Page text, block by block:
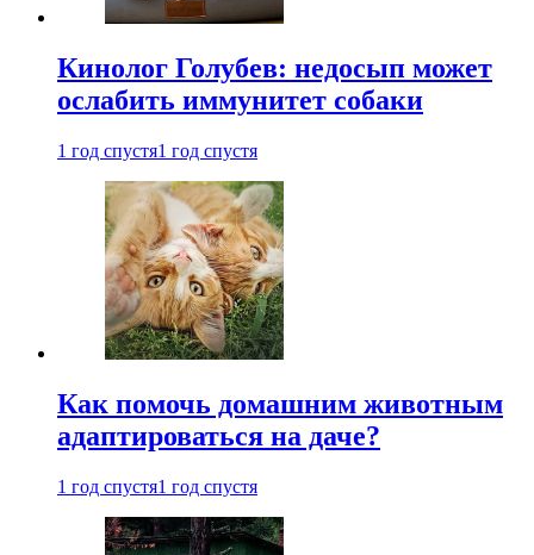
Кинолог Голубев: недосып может
ослабить иммунитет собаки
1 год спустя1 год спустя
Как помочь домашним животным
адаптироваться на даче?
1 год спустя1 год спустя